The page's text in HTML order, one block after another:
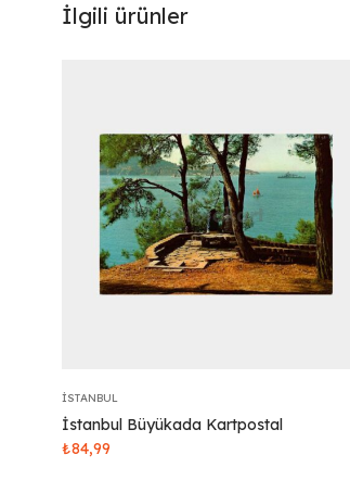
İlgili ürünler
İSTANBUL
İstanbul Büyükada Kartpostal
₺84,99